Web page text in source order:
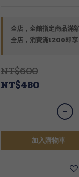
全店，全館指定商品滿
全店，消費滿1200即
NT$600
NT$480
加入購物車